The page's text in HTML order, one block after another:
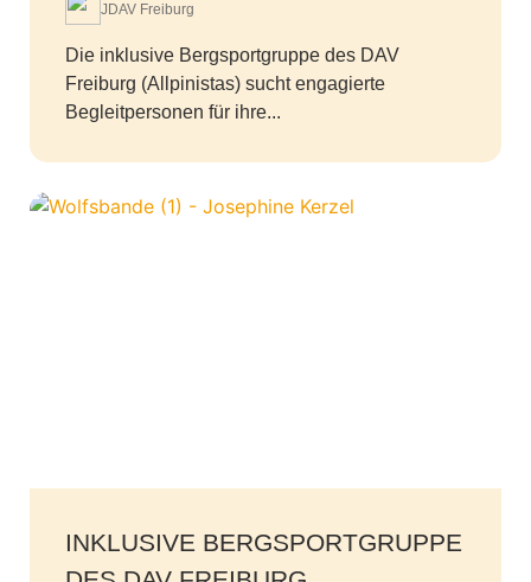
JDAV Freiburg
Die inklusive Bergsportgruppe des DAV
Freiburg (Allpinistas) sucht engagierte
Begleitpersonen für ihre...
INKLUSIVE BERGSPORTGRUPPE